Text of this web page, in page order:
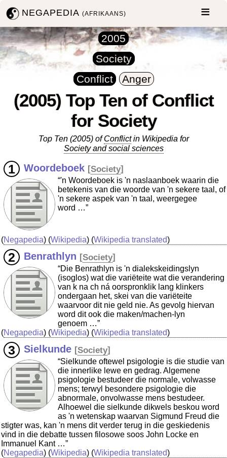
NEGAPEDIA(AFRIKAANS)
2005
Society
Conflict
Anger
(2005) Top Ten of Conflict
for Society
Top Ten (2005) ofConflictin Wikipedia for
Society and social sciences
Woordeboek [Society]
“'n Woordeboek is 'n naslaanboek waarin die
betekenis van die woorde van 'n sekere taal, of
'n sekere aspek van 'n taal, weergegee
word …”
(Negapedia) (Wikipedia) (Wikipedia translated)
Benrathlyn [Society]
“Die Benrathlyn is 'n dialekskeidingslyn
(isoglos) wat die variëteite wat die verandering
van k na ch ná oorspronklik lang klinkers
ondergaan het, skei van die variëteite
waarvoor dit nie geld nie. As gevolg hiervan
word dit ook die maken/machen-lyn
genoem …”
(Negapedia) (Wikipedia) (Wikipedia translated)
Sielkunde [Society]
“Sielkunde oftewel psigologie is die studie van
die innerlike lewe en gedrag. Algemene
psigologie bestudeer die normale, volwasse
mens; terwyl besondere psigologie die
abnormale, onvolwasse mens bestudeer.
Alhoewel die sielkunde dikwels beskou word
as 'n wetenskap waarvan Sigmund Freud die
stigter was, kan 'n mens dit verder terug in die geskiedenis
vind in die debatte tussen filosowe soos John Locke en
Immanuel Kant …”
(Negapedia) (Wikipedia) (Wikipedia translated)